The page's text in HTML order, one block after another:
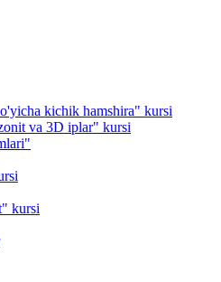
kichik hamshira" kursi
va 3D iplar" kursi
kursi